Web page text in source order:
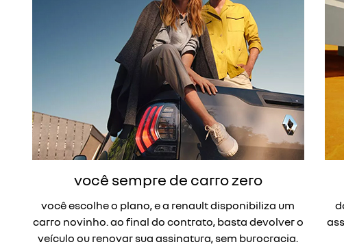
você sempre de carro zero
você escolhe o plano, e a renault disponibiliza um
carro novinho. ao final do contrato, basta devolver o
veículo ou renovar sua assinatura, sem burocracia.